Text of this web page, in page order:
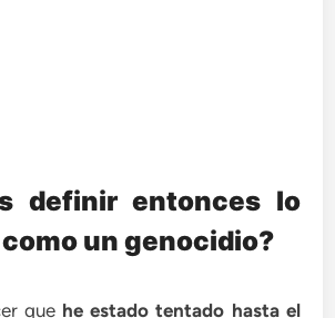
definir entonces lo
un genocidio?
que he estado tentado hasta el